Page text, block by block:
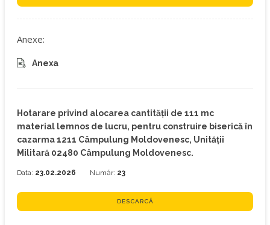
Anexe:
Anexa
Hotarare privind alocarea cantității de 111 mc
material lemnos de lucru, pentru construire biserică în
cazarma 1211 Câmpulung Moldovenesc, Unității
Militară 02480 Câmpulung Moldovenesc.
Data: 23.02.2026 Număr: 23
DESCARCĂ